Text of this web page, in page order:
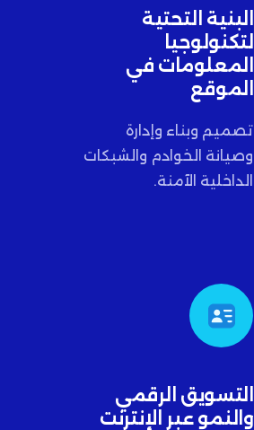
البنية التحتية
لتكنولوجيا
المعلومات في
الموقع
تصميم وبناء وإدارة
وصيانة الخوادم والشبكات
الداخلية الآمنة.
التسويق الرقمي
والنمو عبر الإنترنت